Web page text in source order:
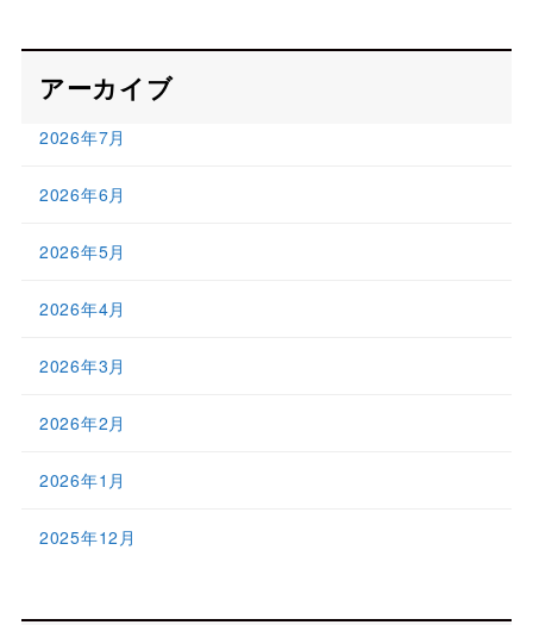
アーカイブ
2026年7月
2026年6月
2026年5月
2026年4月
2026年3月
2026年2月
2026年1月
2025年12月